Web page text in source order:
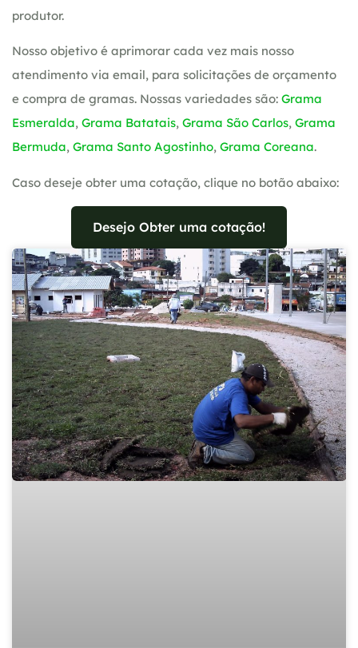
produtor.
Nosso objetivo é aprimorar cada vez mais nosso
atendimento via email, para solicitações de orçamento
e compra de gramas. Nossas variedades são: Grama
Esmeralda, Grama Batatais, Grama São Carlos, Grama
Bermuda, Grama Santo Agostinho, Grama Coreana.
Caso deseje obter uma cotação, clique no botão abaixo:
Desejo Obter uma cotação!